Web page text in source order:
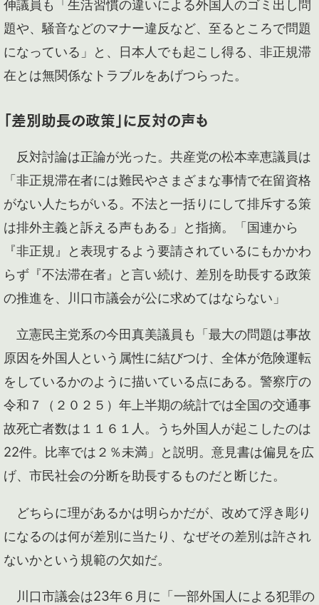
伸議員も「生活習慣の違いによる外国人のゴミ出し問
題や、騒音などのマナー違反など、至るところで問題
になっている」と、日本人でも起こし得る、非正規滞
在とは無関係なトラブルをあげつらった。
「差別助長の政策」に反対の声も
反対討論は正論が光った。共産党の松本幸恵議員は
「非正規滞在者には難民やさまざまな事情で在留資格
がない人たちがいる。不法と一括りにして排斥する策
は排外主義と訴える声もある」と指摘。「国連から
『非正規』と表現するよう要請されているにもかかわ
らず『不法滞在者』と言い続け、差別を助長する政策
の推進を、川口市議会が公に求めてはならない」
立憲民主党系の今田真美議員も「最大の問題は事故
原因を外国人という属性に結びつけ、全体が危険運転
をしているかのように描いている点にある。警察庁の
令和７（２０２５）年上半期の統計では全国の交通事
故死亡者数は１１６１人。うち外国人が起こしたのは
22件。比率では２％未満」と説明。意見書は偏見を広
げ、市民社会の分断を助長するものだと断じた。
どちらに理があるかは明らかだが、改めて浮き彫り
になるのは何が差別に当たり、なぜその差別は許され
ないかという規範の欠如だ。
川口市議会は23年６月に「一部外国人による犯罪の